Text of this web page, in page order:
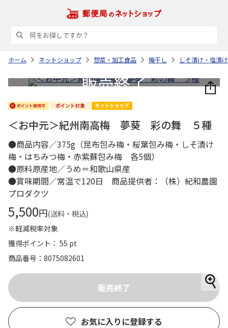
ホーム ネットショップ 惣菜・加工食品 梅干し しそ漬け・塩漬
＜お中元＞紀州南高梅 夢葵 彩の舞 ５種
●商品内容／375g（昆布包み梅・桜葉包み梅・しそ漬け
梅・はちみつ梅・赤紫蘇包み梅 各5個）
●原料原産地／うめ＝和歌山県産
●賞味期間／常温で120日 商品提供者：（株）紀和農園
プロダクツ
5,500円(送料・税込)
※軽減税率対象
獲得ポイント： 55 pt
商品番号
8075082601
お気に入りに登録する